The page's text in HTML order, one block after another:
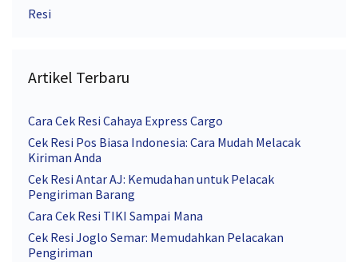
Resi
Artikel Terbaru
Cara Cek Resi Cahaya Express Cargo
Cek Resi Pos Biasa Indonesia: Cara Mudah Melacak
Kiriman Anda
Cek Resi Antar AJ: Kemudahan untuk Pelacak
Pengiriman Barang
Cara Cek Resi TIKI Sampai Mana
Cek Resi Joglo Semar: Memudahkan Pelacakan
Pengiriman